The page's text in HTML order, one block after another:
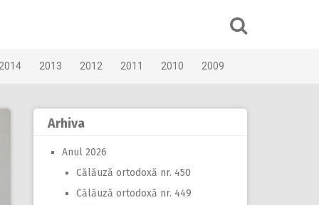
2013 2012 2011 2010 2009
Arhiva
Anul 2026
Călăuză ortodoxă nr. 450
Călăuză ortodoxă nr. 449